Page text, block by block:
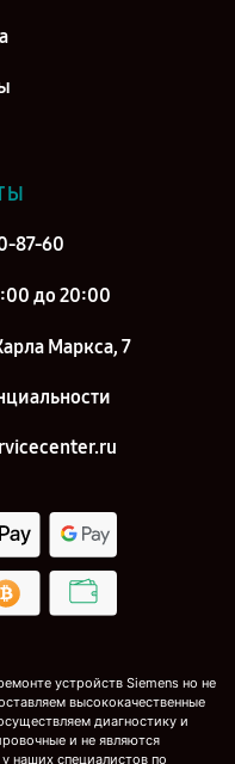
87-60
до 20:00
Маркса, 7
устройств Siemens но не
высококачественные
диагностику и
и не являются
наших специалистов по